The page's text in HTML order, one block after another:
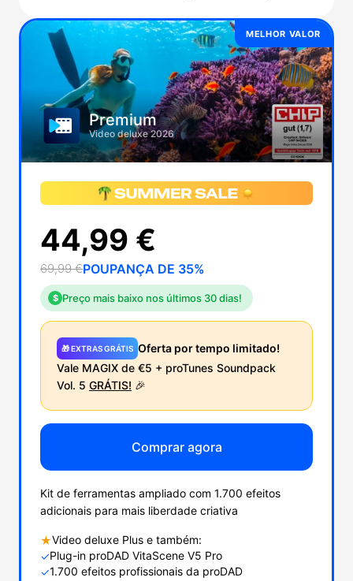
MELHOR VALOR
Premium
Video deluxe 2026
44,99 €
69,99 €POUPANÇA DE 35%
$ Preço mais baixo nos últimos 30 dias!
🎁 EXTRAS GRÁTIS Oferta por tempo limitado!
Vale MAGIX de €5 + proTunes Soundpack
Vol. 5 GRÁTIS! 🎉
Comprar agora
Kit de ferramentas ampliado com 1.700 efeitos
adicionais para mais liberdade criativa
★Video deluxe Plus e também:
✓Plug-in proDAD VitaScene V5 Pro
✓1.700 efeitos profissionais da proDAD